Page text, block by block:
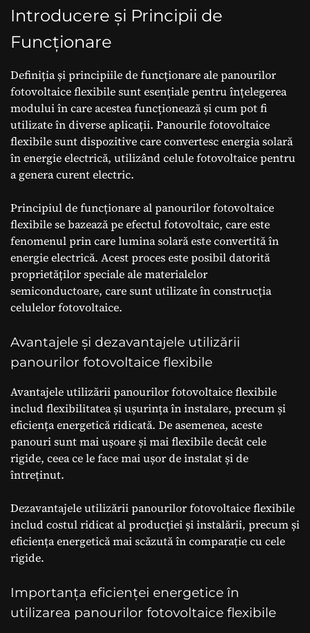
Introducere și Principii de
Funcționare
Definiția și principiile de funcționare ale panourilor
fotovoltaice flexibile sunt esențiale pentru înțelegerea
modului în care acestea funcționează și cum pot fi
utilizate în diverse aplicații. Panourile fotovoltaice
flexibile sunt dispozitive care convertesc energia solară
în energie electrică, utilizând celule fotovoltaice pentru
a genera curent electric.
Principiul de funcționare al panourilor fotovoltaice
flexibile se bazează pe efectul fotovoltaic, care este
fenomenul prin care lumina solară este convertită în
energie electrică. Acest proces este posibil datorită
proprietăților speciale ale materialelor
semiconductoare, care sunt utilizate în construcția
celulelor fotovoltaice.
Avantajele și dezavantajele utilizării
panourilor fotovoltaice flexibile
Avantajele utilizării panourilor fotovoltaice flexibile
includ flexibilitatea și ușurința în instalare, precum și
eficiența energetică ridicată. De asemenea, aceste
panouri sunt mai ușoare și mai flexibile decât cele
rigide, ceea ce le face mai ușor de instalat și de
întreținut.
Dezavantajele utilizării panourilor fotovoltaice flexibile
includ costul ridicat al producției și instalării, precum și
eficiența energetică mai scăzută în comparație cu cele
rigide.
Importanța eficienței energetice în
utilizarea panourilor fotovoltaice flexibile